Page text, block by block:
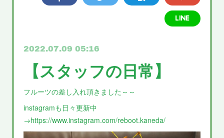
2022.07.09 05:16
【スタッフの日常】
フルーツの差し入れ頂きました～～
instagramも日々更新中
→https://www.instagram.com/reboot.kaneda/